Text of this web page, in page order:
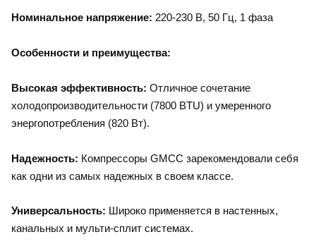
Номинальное напряжение: 220-230 В, 50 Гц, 1 фаза
Особенности и преимущества:
Высокая эффективность: Отличное сочетание
холодопроизводительности (7800 BTU) и умеренного
энергопотребления (820 Вт).
Надежность: Компрессоры GMCC зарекомендовали себя
как одни из самых надежных в своем классе.
Универсальность: Широко применяется в настенных,
канальных и мульти-сплит системах.